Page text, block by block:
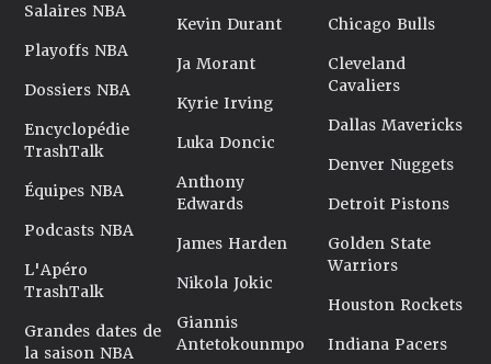
Salaires NBA
Playoffs NBA
Dossiers NBA
Encyclopédie
TrashTalk
Équipes NBA
Podcasts NBA
L'Apéro
TrashTalk
Grandes dates de
la saison NBA
Kevin Durant
Ja Morant
Kyrie Irving
Luka Doncic
Anthony
Edwards
James Harden
Nikola Jokic
Giannis
Antetokounmpo
Chicago Bulls
Cleveland
Cavaliers
Dallas Mavericks
Denver Nuggets
Detroit Pistons
Golden State
Warriors
Houston Rockets
Indiana Pacers